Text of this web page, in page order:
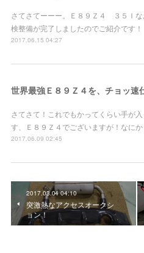
さてさてーーー。Ｅ８９Ｚ４ ３５Ｉ
検整備が完了しましたのでご紹介です！
2017.06.15 04:27
世界最強Ｅ８９Ｚ４を、チョッ速
さてさて！これでもかってくらい手が入
す、Ｅ８９Ｚ４でございますが！なにか
2017.06.09 02:45
2017.03.04 04:10
突激熱なアクセスオークシ
ョン！